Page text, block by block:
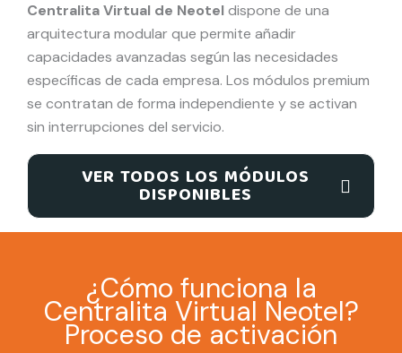
Centralita Virtual de Neoteldispone de una
arquitectura modular que permite añadir
capacidades avanzadas según las necesidades
específicas de cada empresa. Los módulos premium
se contratan de forma independiente y se activan
sin interrupciones del servicio.
VER TODOS LOS MÓDULOS
DISPONIBLES
¿Cómo funciona la
Centralita Virtual Neotel?
Proceso de activación